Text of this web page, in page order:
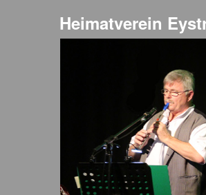
Heimatverein